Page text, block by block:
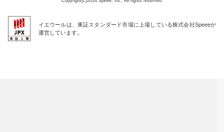
イエウールは、東証スタンダード市場に上場している株式会社Speeeが
運営しています。